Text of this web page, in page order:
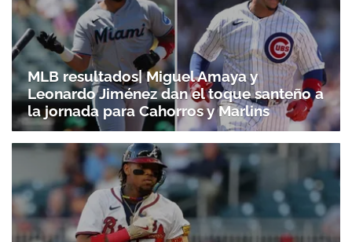
MLB resultados| Miguel Amaya y
Leonardo Jiménez dan el toque santeño a
la jornada para Cahorros y Marlins